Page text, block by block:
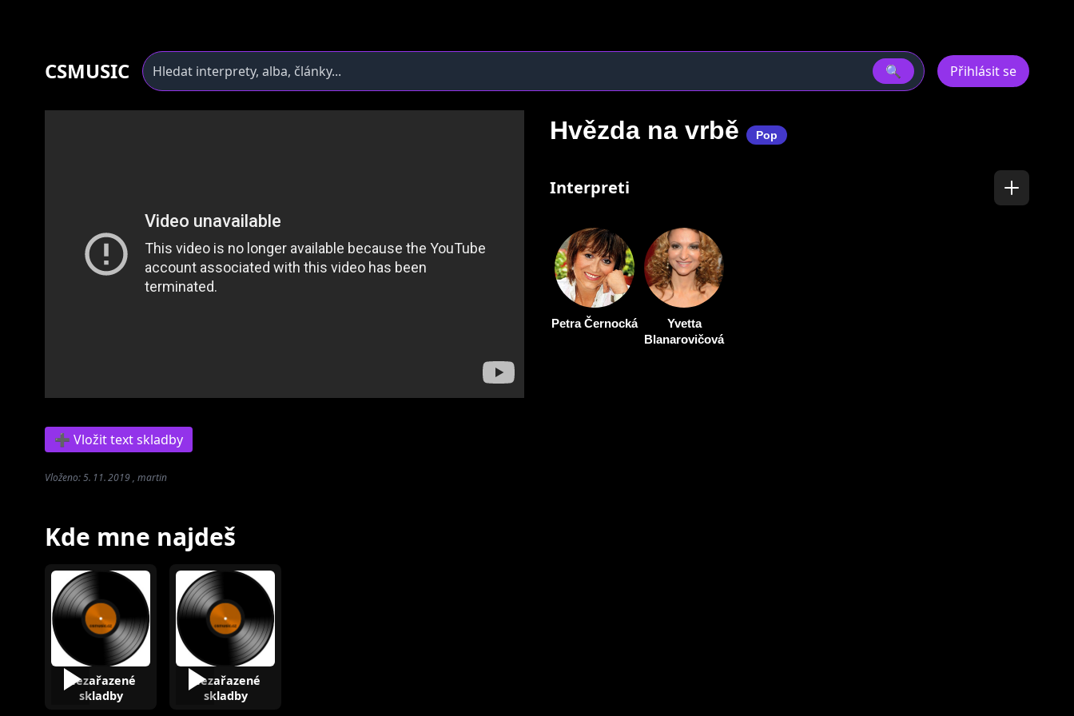
CSMUSIC 🔍 Přihlásit se
Hvězda na vrbě Pop
Interpreti
Petra Černocká
Yvetta
Blanarovičová
➕ Vložit text skladby
Vloženo: 5. 11. 2019 , martin
Kde mne najdeš
Nezařazené
skladby
Nezařazené
skladby